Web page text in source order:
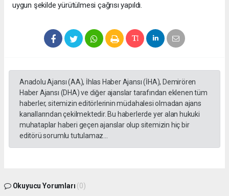
uygun şekilde yürütülmesi çağrısı yapıldı.
Anadolu Ajansı (AA), İhlas Haber Ajansı (İHA), Demirören
Haber Ajansı (DHA) ve diğer ajanslar tarafından eklenen tüm
haberler, sitemizin editörlerinin müdahalesi olmadan ajans
kanallarından çekilmektedir. Bu haberlerde yer alan hukuki
muhataplar haberi geçen ajanslar olup sitemizin hiç bir
editörü sorumlu tutulamaz...
Okuyucu Yorumları (0)